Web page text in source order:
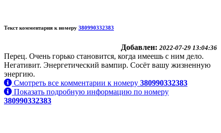
Текст комментария к номеру 380990332383
Добавлен: 2022-07-29 13:04:36
Перец. Очень горько становится, когда имеешь с ним дело.
Негативит. Энергетический вампир. Сосёт вашу жизненную
энергию.
Смотреть все комментарии к номеру 380990332383
Показать подробную информацию по номеру
380990332383